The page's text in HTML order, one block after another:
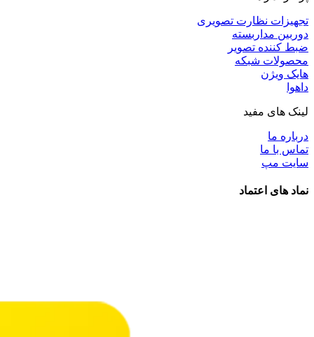
تجهیزات نظارت تصویری
دوربین مداربسته
ضبط کننده تصویر
محصولات شبکه
هایک ویژن
داهوا
لینک های مفید
درباره ما
تماس با ما
سایت مپ
نماد های اعتماد